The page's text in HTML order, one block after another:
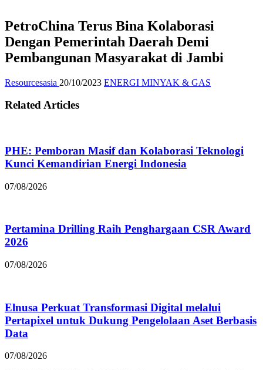
PetroChina Terus Bina Kolaborasi
Dengan Pemerintah Daerah Demi
Pembangunan Masyarakat di Jambi
Resourcesasia 20/10/2023 ENERGI MINYAK & GAS
Related Articles
PHE: Pemboran Masif dan Kolaborasi Teknologi
Kunci Kemandirian Energi Indonesia
07/08/2026
Pertamina Drilling Raih Penghargaan CSR Award
2026
07/08/2026
Elnusa Perkuat Transformasi Digital melalui
Pertapixel untuk Dukung Pengelolaan Aset Berbasis
Data
07/08/2026